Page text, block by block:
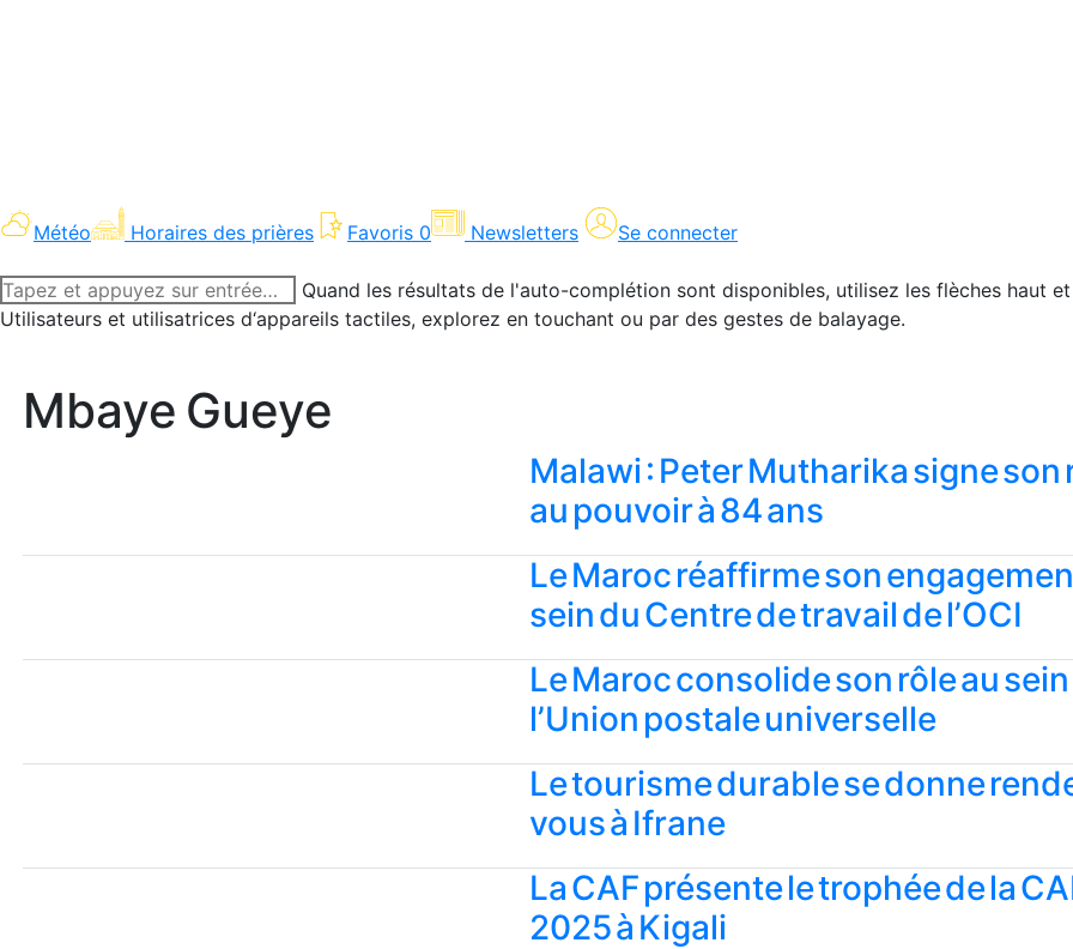
Météo Horaires des prières Favoris 0 Newsletters Se connecter
Recherche
:
Quand les résultats de l'auto-complétion sont disponibles, utilisez les flèches haut
Utilisateurs et utilisatrices d‘appareils tactiles, explorez en touchant ou par des gestes de balayage.
Mbaye Gueye
Malawi : Peter Mutharika signe son
au pouvoir à 84 ans
Le Maroc réaffirme son
sein du Centre de travail de l’OCI
Le Maroc consolide son rôle au
l’Union postale universelle
Le tourisme durable se donne
vous à Ifrane
La CAF présente le trophée de la
2025 à Kigali